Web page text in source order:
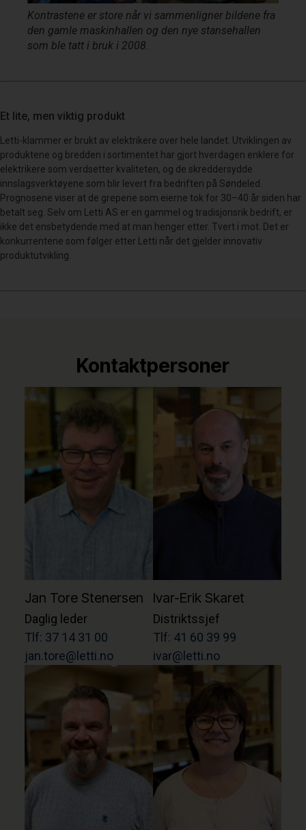
Kontrastene er store når vi sammenligner bildene fra
den gamle maskinhallen og den nye stansehallen
som ble tatt i bruk i 2008.
Et lite, men viktig produkt
Letti-klammer er brukt av elektrikere over hele landet. Utviklingen av
produktene og bredden i sortimentet har gjort hverdagen enklere for
elektrikere som verdsetter kvaliteten, og de skreddersydde
innslagsverktøyene som blir levert fra bedriften på Søndeled.
Prognosene viser at de grepene som eierne tok for 30–40 år siden har
betalt seg. Selv om Letti AS er en gammel og tradisjonsrik bedrift, er
ikke det ensbetydende med at man henger etter. Tvert i mot. Det er
konkurrentene som følger etter Letti når det gjelder innovativ
produktutvikling.
Kontaktpersoner
Jan Tore Stenersen
Daglig leder
Tlf: 37 14 31 00
jan.tore@letti.no
Ivar-Erik Skaret
Distriktssjef
Tlf: 41 60 39 99
ivar@letti.no